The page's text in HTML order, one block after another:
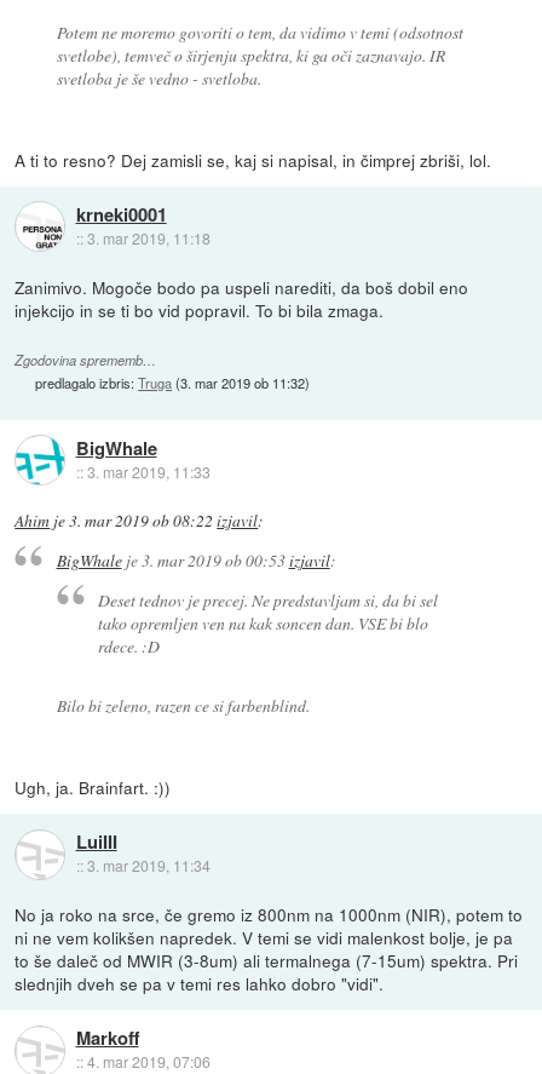
Potem ne moremo govoriti o tem, da vidimo v temi (odsotnost
svetlobe), temveč o širjenju spektra, ki ga oči zaznavajo. IR
svetloba je še vedno - svetloba.
A ti to resno? Dej zamisli se, kaj si napisal, in čimprej zbriši, lol.
krneki0001
::3. mar 2019, 11:18
Zanimivo. Mogoče bodo pa uspeli narediti, da boš dobil eno
injekcijo in se ti bo vid popravil. To bi bila zmaga.
Zgodovina sprememb…
predlagalo izbris:Truga(3. mar 2019 ob 11:32)
BigWhale
::3. mar 2019, 11:33
Ahim je3. mar 2019 ob 08:22 izjavil:
BigWhaleje3. mar 2019 ob 00:53izjavil:
Deset tednov je precej. Ne predstavljam si, da bi sel
tako opremljen ven na kak soncen dan. VSE bi blo
rdece. :D
Bilo bi zeleno, razen ce si farbenblind.
Ugh, ja. Brainfart. :))
LuiIII
::3. mar 2019, 11:34
No ja roko na srce, če gremo iz 800nm na 1000nm (NIR), potem to
ni ne vem kolikšen napredek. V temi se vidi malenkost bolje, je pa
to še daleč od MWIR (3-8um) ali termalnega (7-15um) spektra. Pri
slednjih dveh se pa v temi res lahko dobro "vidi".
Markoff
::4. mar 2019, 07:06